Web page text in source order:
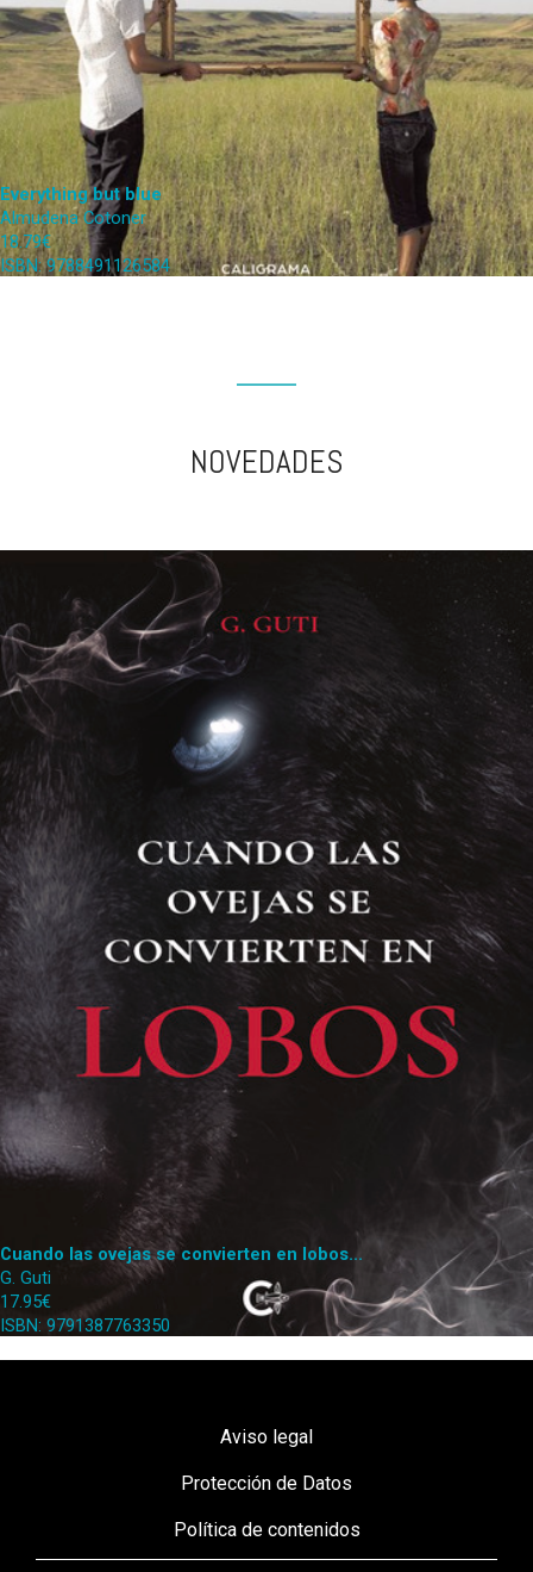
Everything but blue
Almudena Cotoner
18.79€
ISBN: 9788491126584
NOVEDADES
Cuando las ovejas se convierten en lobos...
G. Guti
17.95€
ISBN: 9791387763350
Aviso legal
Protección de Datos
Política de contenidos